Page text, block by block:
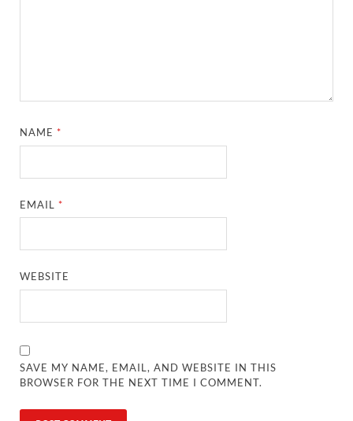
NAME*
EMAIL*
WEBSITE
SAVE MY NAME, EMAIL, AND WEBSITE IN THIS
BROWSER FOR THE NEXT TIME I COMMENT.